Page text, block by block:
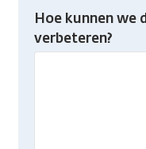
Heb
gevonden
Hoe kunnen we
verbeteren?